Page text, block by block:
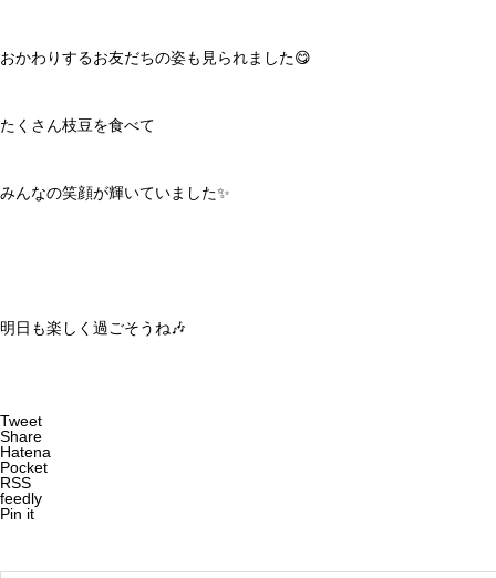
おかわりするお友だちの姿も見られました😋
たくさん枝豆を食べて
みんなの笑顔が輝いていました✨
明日も楽しく過ごそうね🎶
Tweet
Share
Hatena
Pocket
RSS
feedly
Pin it